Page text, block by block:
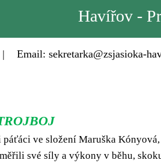
Havířov -
Email: sekretarka@zsjasioka-
páťáci ve složení Maruška
své síly a výkony v běhu,